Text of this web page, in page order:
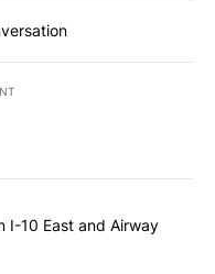
articles in the last
by a car on I-10 East and
I-10 East and Airway